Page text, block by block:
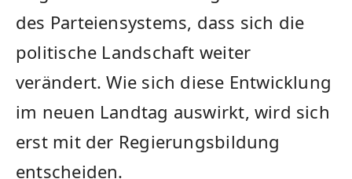
des Parteiensystems, dass sich die
politische Landschaft weiter
verändert. Wie sich diese Entwicklung
im neuen Landtag auswirkt, wird sich
erst mit der Regierungsbildung
entscheiden.